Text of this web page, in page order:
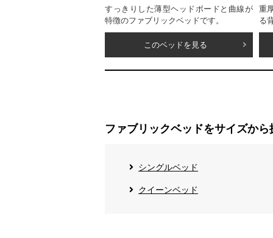
すっきりした薄型ヘッドボードと曲線が
特徴のファブリックベッドです。
このベッドを見る
重
る
ファブリックベッドをサイズから
シングルベッド
クイーンベッド